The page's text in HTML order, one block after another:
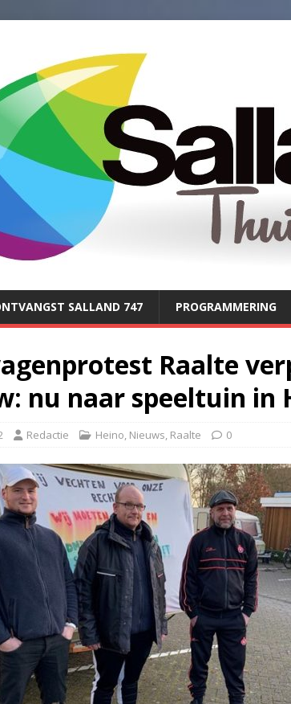
SALLAND 747 PROGRAMMERING
Raalte
nu naar speeltuin in
Redactie Heino, Nieuws, Raalte 0